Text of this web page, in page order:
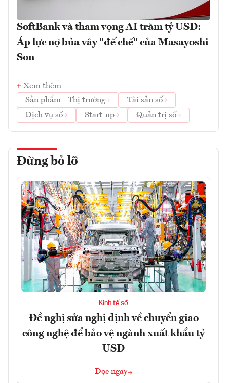
SoftBank và tham vọng AI trăm tỷ USD:
Áp lực nợ bủa vây "đế chế" của Masayoshi
Son
Xem thêm
Sản phẩm - Thị trường
Tài sản số
Dịch vụ số
Start-up Quản trị số
Đừng bỏ lỡ
Kinh tế số
Đề nghị sửa nghị định về chuyển giao
công nghệ để bảo vệ ngành xuất khẩu tỷ
USD
Đọc ngay